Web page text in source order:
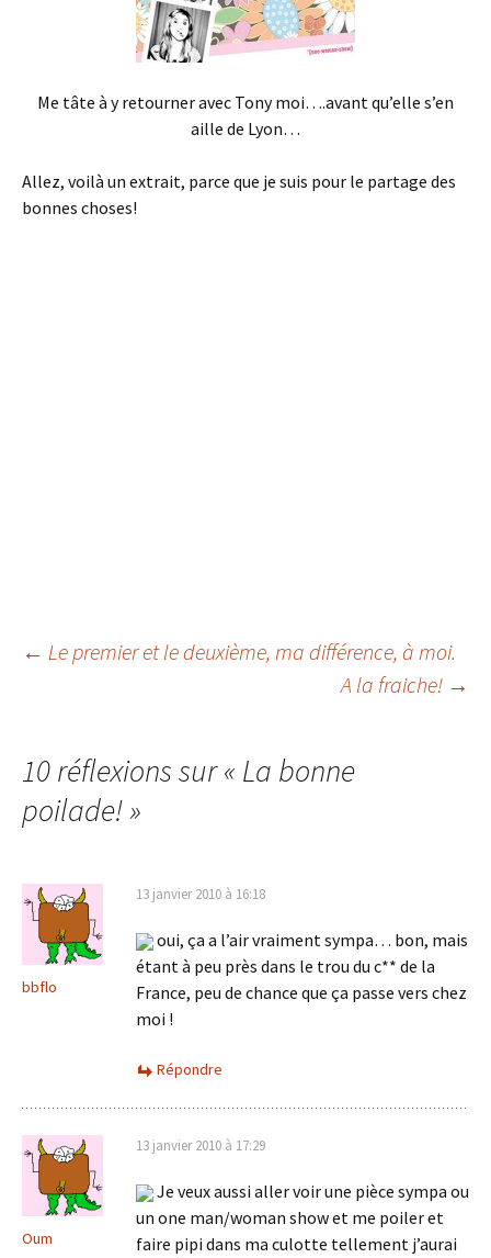
Me tâte à y retourner avec Tony moi….avant qu’elle s’en
aille de Lyon…
Allez, voilà un extrait, parce que je suis pour le partage des
bonnes choses!
Navigation
articles
← Le premier et le deuxième, ma différence, à moi.
A la fraiche! →
10 réflexions sur « La bonne
poilade!»
bbflo
13 janvier 2010 à 16:18
oui, ça a l’air vraiment sympa… bon, mais
étant à peu près dans le trou du c** de la
France, peu de chance que ça passe vers chez
moi !
Répondre
Oum
13 janvier 2010 à 17:29
Je veux aussi aller voir une pièce sympa ou
un one man/woman show et me poiler et
faire pipi dans ma culotte tellement j’aurai